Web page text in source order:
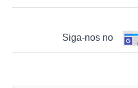
Siga-nos no